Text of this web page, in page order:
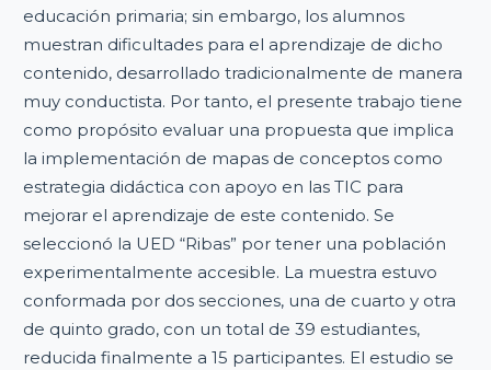
educación primaria; sin embargo, los alumnos
muestran dificultades para el aprendizaje de dicho
contenido, desarrollado tradicionalmente de manera
muy conductista. Por tanto, el presente trabajo tiene
como propósito evaluar una propuesta que implica
la implementación de mapas de conceptos como
estrategia didáctica con apoyo en las TIC para
mejorar el aprendizaje de este contenido. Se
seleccionó la UED “Ribas” por tener una población
experimentalmente accesible. La muestra estuvo
conformada por dos secciones, una de cuarto y otra
de quinto grado, con un total de 39 estudiantes,
reducida finalmente a 15 participantes. El estudio se